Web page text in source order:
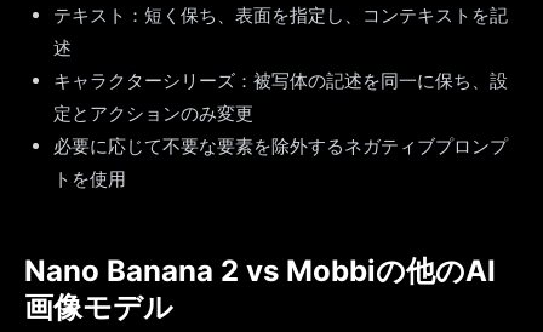
テキスト：短く保ち、表面を指定し、コンテキストを記
述
キャラクターシリーズ：被写体の記述を同一に保ち、設
定とアクションのみ変更
必要に応じて不要な要素を除外するネガティブプロンプ
トを使用
Nano Banana 2 vs Mobbiの他のAI
画像モデル